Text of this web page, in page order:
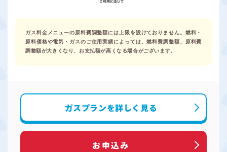
ガス料金メニューの原料費調整額には上限を設けておりません。燃料・
原料価格や電気・ガスのご使用実績によっては、燃料費調整額、原料費
調整額が大きくなり、お支払額が高くなる場合がございます。
ガスプランを詳しく見る
お申込み